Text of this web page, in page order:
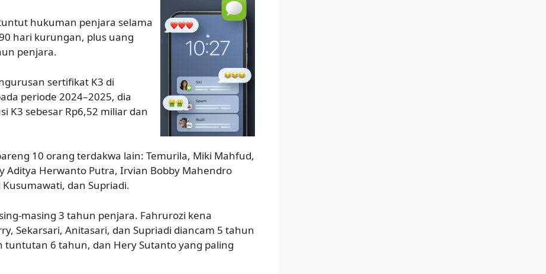
hukuman penjara selama
hari kurungan, plus uang
penjara.
sertifikat K3 di
periode 2024–2025, dia
K3 sebesar Rp6,52 miliar dan
10 orang terdakwa lain: Temurila, Miki Mahfud,
Aditya Herwanto Putra, Irvian Bobby Mahendro
dan Supriadi.
masing 3 tahun penjara. Fahrurozi kena
Sekarsari, Anitasari, dan Supriadi diancam 5 tahun
tuntutan 6 tahun, dan Hery Sutanto yang paling